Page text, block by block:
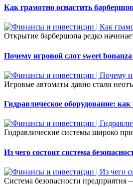
Как грамотно оснастить
Открытие барбершопа редко
Почему игровой слот sweet
Игровые автоматы давно стали
Гидравлическое оборудование:
Гидравлические системы широко
Из чего состоит система
Система безопасности